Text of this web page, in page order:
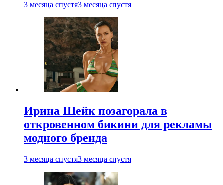
3 месяца спустя3 месяца спустя
Ирина Шейк позагорала в
откровенном бикини для рекламы
модного бренда
3 месяца спустя3 месяца спустя